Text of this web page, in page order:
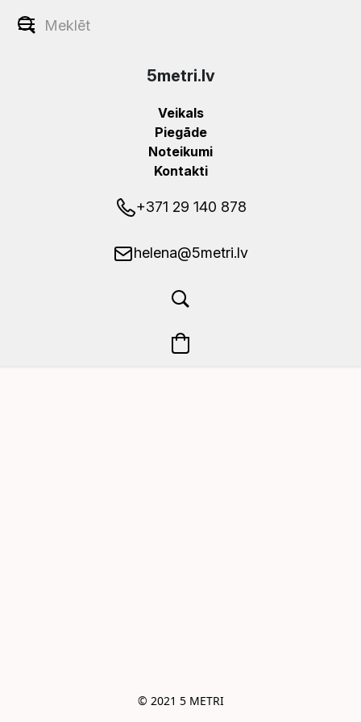
5metri.lv
Veikals
Piegāde
Noteikumi
Kontakti
+371 29 140 878
helena@5metri.lv
© 2021 5 METRI